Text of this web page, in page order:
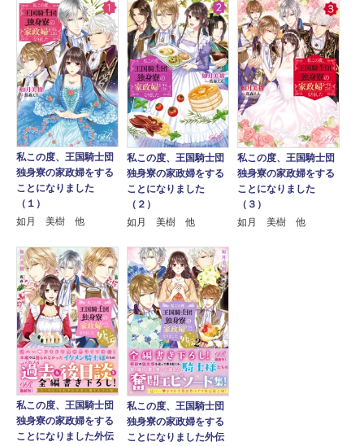
私この度、王国騎士団
独身寮の家政婦をする
ことになりました
（１）
如月 美樹 他
私この度、王国騎士団
独身寮の家政婦をする
ことになりました
（２）
如月 美樹 他
私この度、王国騎士団
独身寮の家政婦をする
ことになりました
（３）
如月 美樹 他
私この度、王国騎士団
独身寮の家政婦をする
ことになりました外伝
私この度、王国騎士団
独身寮の家政婦をする
ことになりました外伝